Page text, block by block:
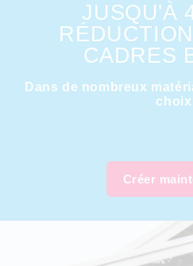
JUSQU'À
CADRES
Dans de nombreux
choix
Créer